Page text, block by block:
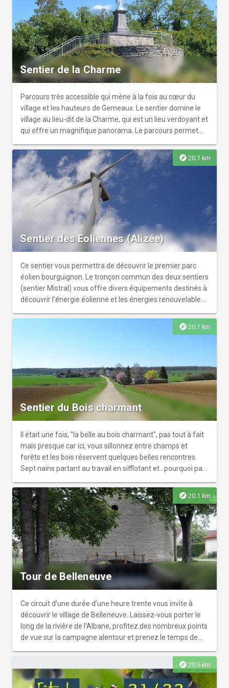
Sentier de la Charme
Parcours très accessible qui mène à la fois au cœur du
village et les hauteurs de Gemeaux. Le sentier domine le
village au lieu-dit de la Charme, qui est un lieu verdoyant et
qui offre un magnifique panorama. Le parcours permet
du village, aussi dénommées les trèjes. Gemeaux est un
haut lieu d'histoire. Un camp préhistorique est présumé
avoir existé sur l'éperon dominant la route d'Is-sur-Tille à
la sortie du village.
explore 20.1 km
Sentier des Eoliennes (Alizée)
Ce sentier vous permettra de découvrir le premier parc
éolien bourguignon. Le tronçon commun des deux sentiers
(sentier Mistral) vous offre divers équipements destinés à
découvrir l'énergie éolienne et les énergies renouvelables,
explore 20.1 km
Sentier du Bois charmant
Il était une fois, "la belle au bois charmant", pas tout à fait
mais presque car ici, vous sillonnez entre champs et
forêts et les bois réservent quelques belles rencontres.
Sept nains partant au travail en sifflotant et...pourquoi pas
explore 20.1 km
Tour de Belleneuve
Ce circuit d’une durée d’une heure trente vous invite à
découvrir le village de Belleneuve. Laissez-vous porter le
long de la rivière de l’Albane, profitez des nombreux points
de vue sur la campagne alentour et prenez le temps de
explore 20.5 km